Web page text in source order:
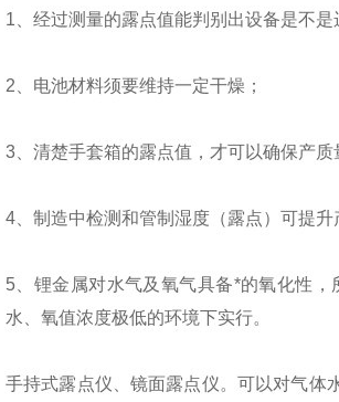
1、经过测量的露点值能判别出设备是不是
2、电池材料须要维持一定干燥；
3、清楚手套箱的露点值，才可以确保产质
4、制造中检测和管制湿度（露点）可提
5、锂金属对水气及氧气具备*的氧化性
水、氧值浓度极低的环境下实行。
手持式露点仪、镜面露点仪。可以对气体